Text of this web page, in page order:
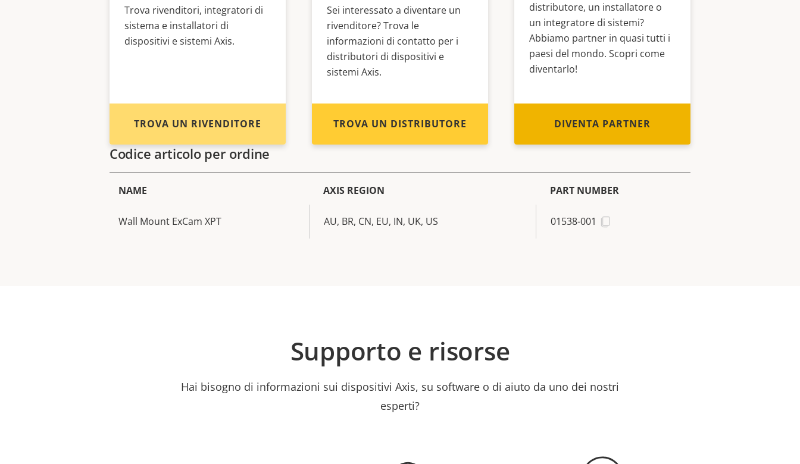
Trova rivenditori, integratori di
sistema e installatori di
dispositivi e sistemi Axis.
TROVA UN RIVENDITORE
Sei interessato a diventare un
rivenditore? Trova le
informazioni di contatto per i
distributori di dispositivi e
sistemi Axis.
TROVA UN DISTRIBUTORE
distributore, un installatore o
un integratore di sistemi?
Abbiamo partner in quasi tutti i
paesi del mondo. Scopri come
diventarlo!
DIVENTA PARTNER
Codice articolo per ordine
NAME AXIS REGION PART NUMBER
Wall Mount ExCam XPT AU, BR, CN, EU, IN, UK, US 01538-001
Supporto e risorse
Hai bisogno di informazioni sui dispositivi Axis, su software o di aiuto da uno dei nostri
esperti?